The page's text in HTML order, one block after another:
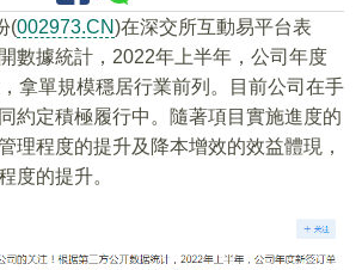
(002973.CN)在深交所互動易平台表
數據統計，2022年上半年，公司年度
拿單規模穩居行業前列。目前公司在手
約定積極履行中。隨著項目實施進度的
理程度的提升及降本增效的效益體現，
度的提升。